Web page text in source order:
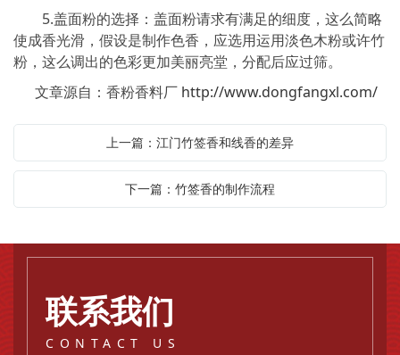
5.盖面粉的选择：盖面粉请求有满足的细度，这么简略
使成香光滑，假设是制作色香，应选用运用淡色木粉或许竹
粉，这么调出的色彩更加美丽亮堂，分配后应过筛。
文章源自：香粉香料厂 http://www.dongfangxl.com/
上一篇：江门竹签香和线香的差异
下一篇：竹签香的制作流程
联系我们
CONTACT US